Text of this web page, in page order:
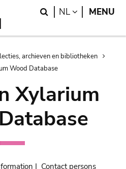
Search
NL LANGUAGE
MENU
archieven en bibliotheken
Wood Database
Xylarium
| Contact persons